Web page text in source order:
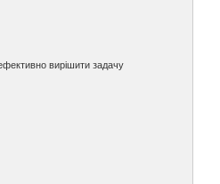
вирішити задачу